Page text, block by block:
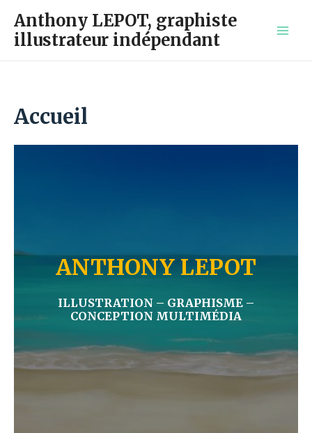
contenu
Anthony LEPOT, graphiste
illustrateur indépendant
Accueil
ANTHONY LEPOT
ILLUSTRATION – GRAPHISME –
CONCEPTION MULTIMÉDIA